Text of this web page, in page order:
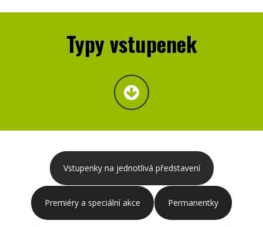
Typy vstupenek
Vstupenky na jednotlivá představení
Premiéry a speciální akce Permanentky